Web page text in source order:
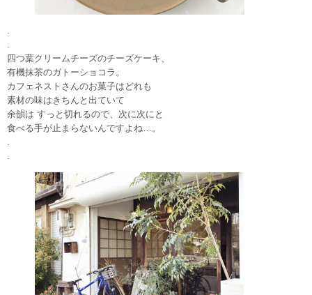
四つ葉クリームチーズのチーズケーキ、
有機抹茶のガトーショコラ。
カフェネストさんのお菓子はどれも
素材の味はきちんと出ていて
余韻は すっと切れるので、次に次にと
食べる手が止まらないんですよね…。